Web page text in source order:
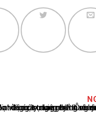
Nguyễn Văn Minh là một trong những chuyên gia hàng đầu về báo cáo tin tức thể thao tại Việt Nam, với hơn 10 năm hoạt động trong